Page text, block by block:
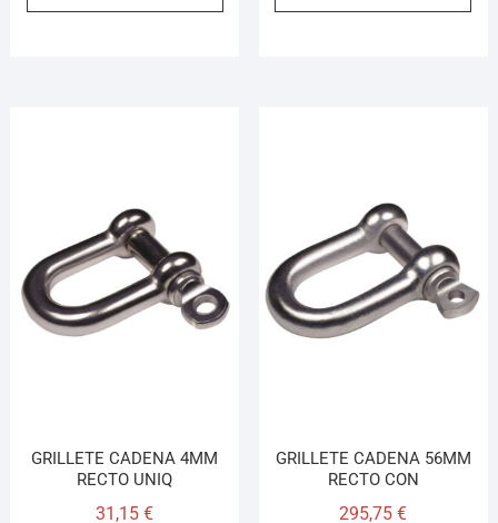
GRILLETE CADENA 4MM
RECTO UNIQ
31,15€
GRILLETE CADENA 56MM
RECTO CON
295,75€